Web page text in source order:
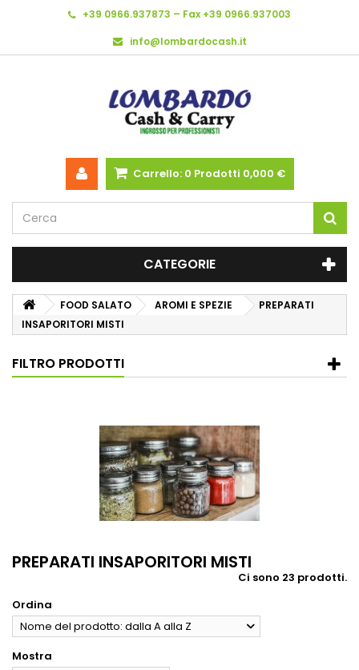
+39 0966.937873 – Fax +39 0966.937003
info@lombardocash.it
Carrello: 0 Prodotti 0,000 €
CATEGORIE
FOOD SALATO AROMI E SPEZIE
PREPARATI
INSAPORITORI MISTI
FILTRO PRODOTTI
PREPARATI INSAPORITORI MISTI
Ci sono 23 prodotti.
Ordina
Nome del prodotto: dalla A alla Z
Mostra